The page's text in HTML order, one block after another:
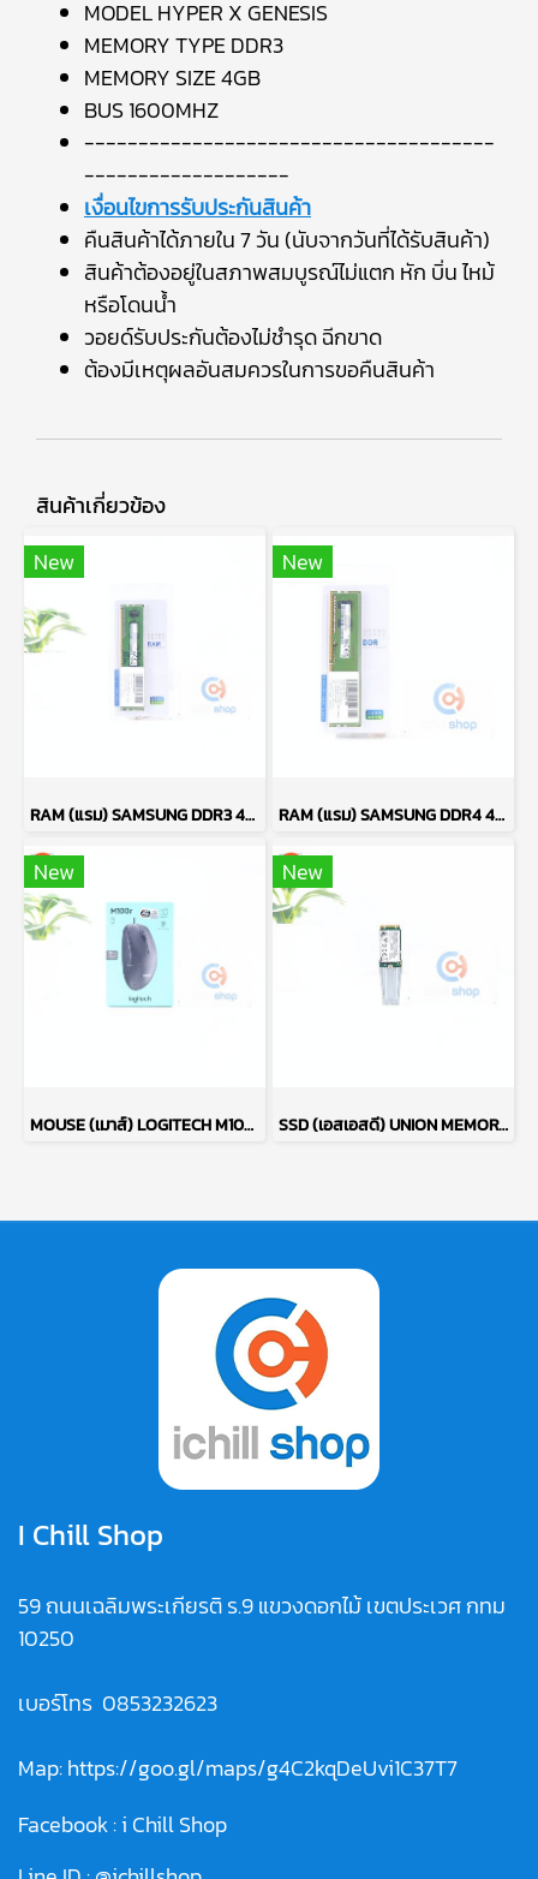
MODEL HYPER X GENESIS
MEMORY TYPE DDR3
MEMORY SIZE 4GB
BUS 1600MHZ
--------------------------------------
-------------------
เงื่อนไขการรับประกันสินค้า
คืนสินค้าได้ภายใน 7 วัน (นับจากวันที่ได้รับสินค้า)
สินค้าต้องอยู่ในสภาพสมบูรณ์ไม่แตก หัก บิ่น ไหม้
หรือโดนน้ำ
วอยด์รับประกันต้องไม่ชำรุด ฉีกขาด
ต้องมีเหตุผลอันสมควรในการขอคืนสินค้า
สินค้าเกี่ยวข้อง
New
RAM (แรม) SAMSUNG DDR3 4GB (4GBX1) 1600MHz 8CHIP (ของใหม่) P17764
New
RAM (แรม) SAMSUNG DDR4 4GB (4GBX1) 2666MHz 16CHIP (ของใหม่) P17763
New
MOUSE (เมาส์) LOGITECH M100R (BLACK) P13638
New
SSD (เอสเอสดี) UNION MEMORY AM610 256GB PCIe NVMe M.2 2242 P17765
I Chill Shop
59 ถนนเฉลิมพระเกียรติ ร.9 แขวงดอกไม้ เขตประเวศ กทม
10250
เบอร์โทร 0853232623
Map:https://goo.gl/maps/g4C2kqDeUvi1C37T7
Facebook :i Chill Shop